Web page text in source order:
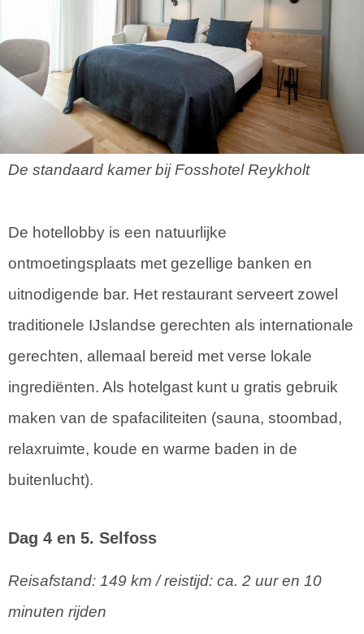
De standaard kamer bij Fosshotel Reykholt
De hotellobby is een natuurlijke
ontmoetingsplaats met gezellige banken en
uitnodigende bar. Het restaurant serveert zowel
traditionele IJslandse gerechten als internationale
gerechten, allemaal bereid met verse lokale
ingrediënten. Als hotelgast kunt u gratis gebruik
maken van de spafaciliteiten (sauna, stoombad,
relaxruimte, koude en warme baden in de
buitenlucht).
Dag 4 en 5. Selfoss
Reisafstand: 149 km / reistijd: ca. 2 uur en 10
minuten rijden